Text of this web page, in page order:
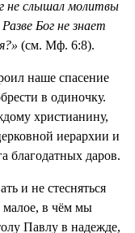
не слышал молитвы
Бог не знает
(см. Мф. 6:8).
наше спасение
в одиночку.
христианину,
иерархии и
благодатных даров.
и не стесняться
малое, в чём мы
Павлу в надежде,